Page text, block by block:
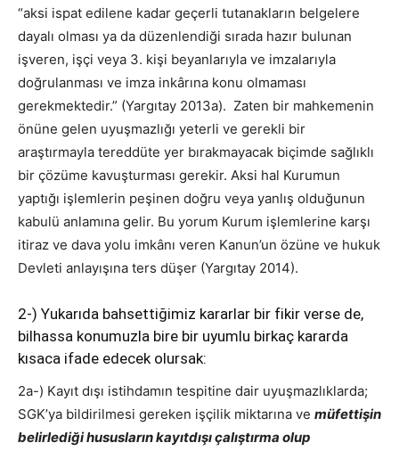
“aksi ispat edilene kadar geçerli tutanakların belgelere
dayalı olması ya da düzenlendiği sırada hazır bulunan
işveren, işçi veya 3. kişi beyanlarıyla ve imzalarıyla
doğrulanması ve imza inkârına konu olmaması
gerekmektedir.” (Yargıtay 2013a). Zaten bir mahkemenin
önüne gelen uyuşmazlığı yeterli ve gerekli bir
araştırmayla tereddüte yer bırakmayacak biçimde sağlıklı
bir çözüme kavuşturması gerekir. Aksi hal Kurumun
yaptığı işlemlerin peşinen doğru veya yanlış olduğunun
kabulü anlamına gelir. Bu yorum Kurum işlemlerine karşı
itiraz ve dava yolu imkânı veren Kanun’un özüne ve hukuk
Devleti anlayışına ters düşer (Yargıtay 2014).
2-) Yukarıda bahsettiğimiz kararlar bir fikir verse de,
bilhassa konumuzla bire bir uyumlu birkaç kararda
kısaca ifade edecek olursak:
2a-) Kayıt dışı istihdamın tespitine dair uyuşmazlıklarda;
SGK’ya bildirilmesi gereken işçilik miktarına ve müfettişin
belirlediği hususların kayıtdışı çalıştırma olup